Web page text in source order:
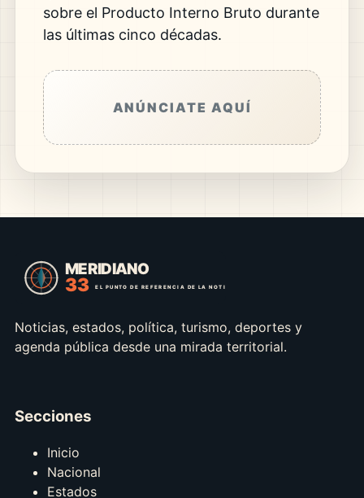
sobre el Producto Interno Bruto durante
las últimas cinco décadas.
ANÚNCIATE AQUÍ
Noticias, estados, política, turismo, deportes y
agenda pública desde una mirada territorial.
Secciones
Inicio
Nacional
Estados